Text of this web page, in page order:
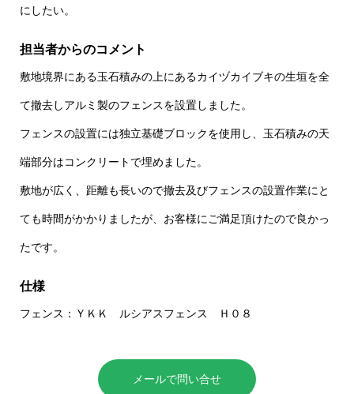
にしたい。
担当者からのコメント
敷地境界にある玉石積みの上にあるカイヅカイブキの生垣を全
て撤去しアルミ製のフェンスを設置しました。
フェンスの設置には独立基礎ブロックを使用し、玉石積みの天
端部分はコンクリートで埋めました。
敷地が広く、距離も長いので撤去及びフェンスの設置作業にと
ても時間がかかりましたが、お客様にご満足頂けたので良かっ
たです。
仕様
フェンス：ＹＫＫ ルシアスフェンス Ｈ０８
メールで問い合せ